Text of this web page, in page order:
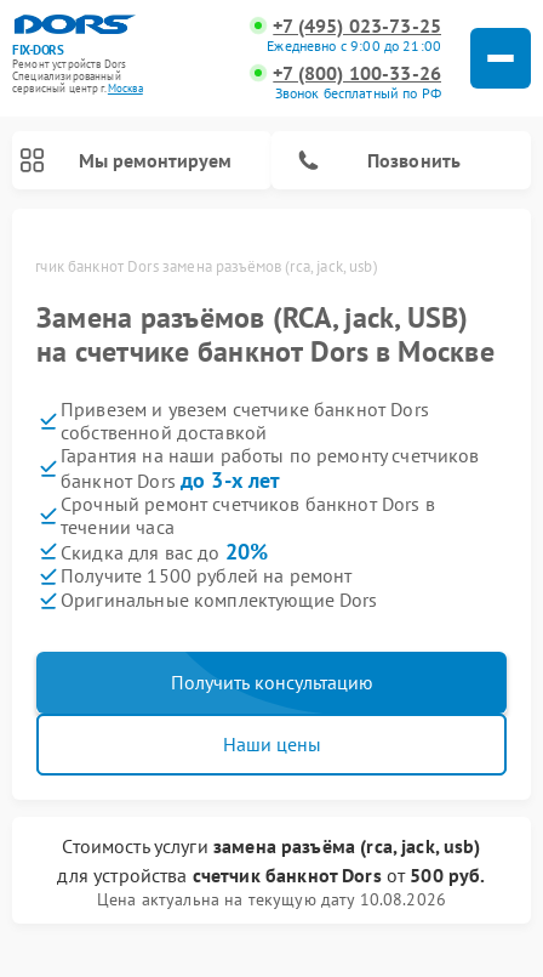
FIX-DORS
Ремонт устройств Dors
Специализированный
cервисный центр г.Москва
+7 (495) 023-73-25
Ежедневно с 9:00 до 21:00
+7 (800) 100-33-26
Звонок бесплатный по РФ
Мы ремонтируем Позвонить
Счетчик банкнот Dors замена разъёмов (rca, jack, usb)
Замена разъёмов (RCA, jack, USB)
на счетчике банкнот Dors в Москве
Привезем и увезем счетчике банкнот Dors
собственной доставкой
Гарантия на наши работы по ремонту счетчиков
банкнот Dors до 3-х лет
Срочный ремонт счетчиков банкнот Dors в
течении часа
Скидка для вас до 20%
Получите 1500 рублей на ремонт
Оригинальные комплектующие Dors
Получить консультацию
Наши цены
Стоимость услуги замена разъёма (rca, jack, usb)
для устройства счетчик банкнот Dorsот 500 руб.
Цена актуальна на текущую дату 10.08.2026